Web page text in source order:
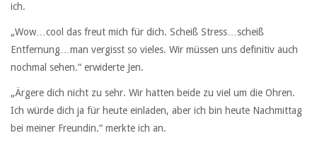
ich.
„Wow…cool das freut mich für dich. Scheiß Stress…scheiß
Entfernung…man vergisst so vieles. Wir müssen uns definitiv auch
nochmal sehen.“ erwiderte Jen.
„Ärgere dich nicht zu sehr. Wir hatten beide zu viel um die Ohren.
Ich würde dich ja für heute einladen, aber ich bin heute Nachmittag
bei meiner Freundin.“ merkte ich an.